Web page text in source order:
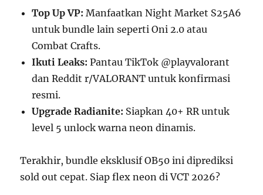
Top Up VP: Manfaatkan Night Market S25A6
untuk bundle lain seperti Oni 2.0 atau
Combat Crafts.
Ikuti Leaks: Pantau TikTok @playvalorant
dan Reddit r/VALORANT untuk konfirmasi
resmi.
Upgrade Radianite: Siapkan 40+ RR untuk
level 5 unlock warna neon dinamis.
Terakhir, bundle eksklusif OB50 ini diprediksi
sold out cepat. Siap flex neon di VCT 2026?